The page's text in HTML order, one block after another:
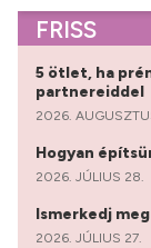
FRISS
5 ötlet, ha
partnereiddel
2026.
Hogyan
2026. JÚLIUS 28.
Ismerkedj
2026. JÚLIUS 27.